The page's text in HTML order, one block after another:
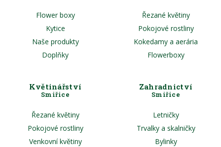
Flower boxy
Kytice
Naše produkty
Doplňky
Řezané květiny
Pokojové rostliny
Kokedamy a aerária
Flowerboxy
Květinářství
Smiřice
Řezané květiny
Pokojové rostliny
Venkovní květiny
Zahradnictví
Smiřice
Letničky
Trvalky a skalničky
Bylinky